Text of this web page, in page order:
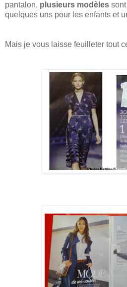
pantalon, plusieurs modèles
quelques uns pour les enfants et
Mais je vous laisse feuilleter tout